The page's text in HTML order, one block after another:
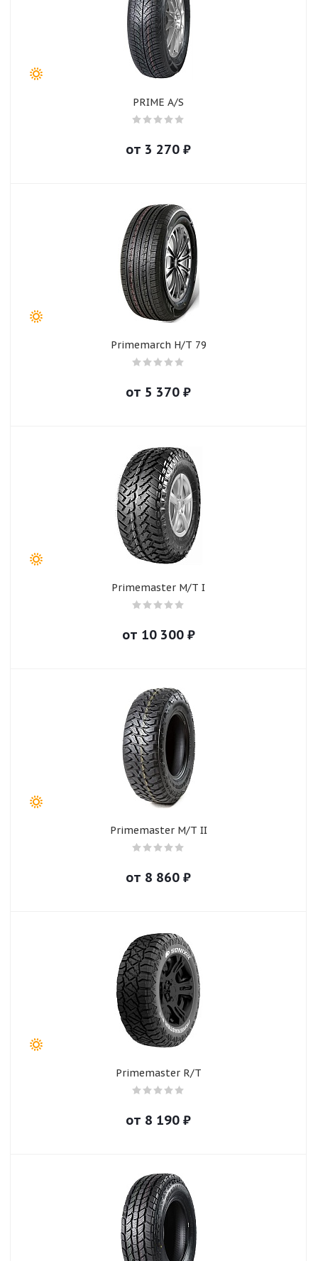
PRIME A/S
от 3 270 ₽
Primemarch H/T 79
от 5 370 ₽
Primemaster M/T I
от 10 300₽
Primemaster M/T II
от 8 860 ₽
Primemaster R/T
от 8 190 ₽